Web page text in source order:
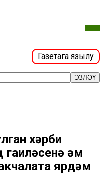
Газетага язылу
ЭЗЛӘҮ
хәрби
һәм
ярдәм